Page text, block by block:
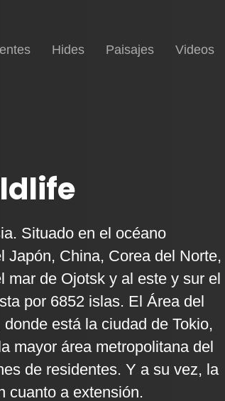
Inicio
Hides Paisajes Videos
Situado en el océano
Japón, China, Corea del Norte,
mar de Ojotsk y al este y sur el
por 6852 islas. El Área del
está la ciudad de Tokio,
mayor área metropolitana del
de residentes. Y a su vez, la
cuanto a extensión.